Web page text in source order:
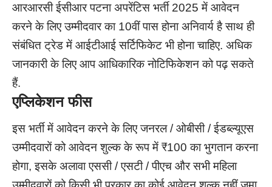
आरआरसी ईसीआर पटना अपरेंटिस भर्ती 2025 में आवेदन
करने के लिए उम्मीदवार का 10वीं पास होना अनिवार्य है साथ ही
संबंधित ट्रेड में आईटीआई सर्टिफिकेट भी होना चाहिए. अधिक
जानकारी के लिए आप आधिकारिक नोटिफिकेशन को पढ़ सकते
हैं.
एप्लिकेशन फीस
इस भर्ती में आवेदन करने के लिए जनरल / ओबीसी / ईडब्ल्यूएस
उम्मीदवारों को आवेदन शुल्क के रूप में ₹100 का भुगतान करना
होगा, इसके अलावा एससी / एसटी / पीएच और सभी महिला